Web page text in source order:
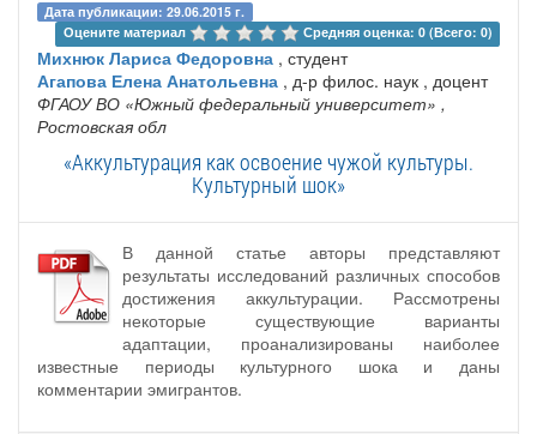
Дата публикации: 29.06.2015 г.
Оцените материал
Средняя оценка: 0 (Всего: 0)
Михнюк Лариса Федоровна , студент
Агапова Елена Анатольевна , д-р филос. наук , доцент
ФГАОУ ВО «Южный федеральный университет» ,
Ростовская обл
«Аккультурация как освоение чужой культуры.
Культурный шок»
В данной статье авторы представляют
результаты исследований различных способов
достижения аккультурации. Рассмотрены
некоторые существующие варианты
адаптации, проанализированы наиболее
известные периоды культурного шока и даны
комментарии эмигрантов.